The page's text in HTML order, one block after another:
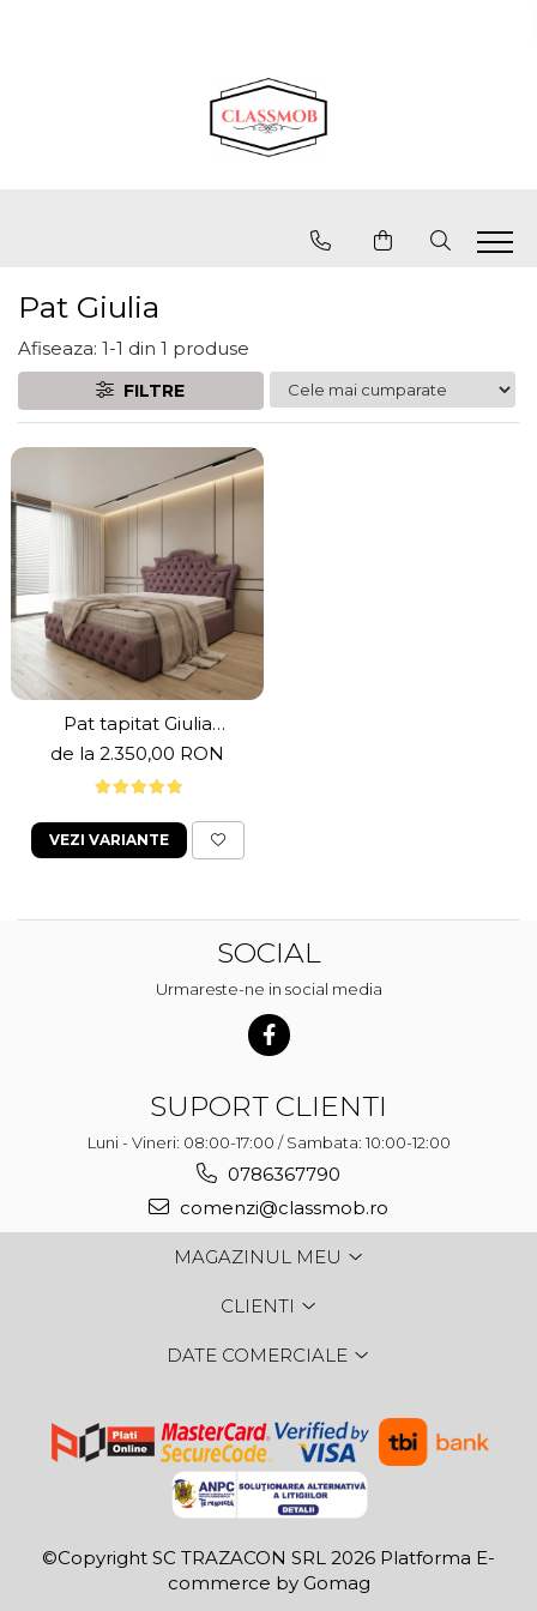
Pat Giulia
Afiseaza: 1-1 din 1 produse
FILTRE
Pat tapitat Giulia
,140x200cm,somiera
metalica rabatabila,spatiu
depozitare,mov deschis
de la 2.350,00 RON
VEZI VARIANTE
SOCIAL
Urmareste-ne in social media
SUPORT CLIENTI
Luni - Vineri: 08:00-17:00 / Sambata: 10:00-12:00
0786367790
comenzi@classmob.ro
MAGAZINUL MEU
CLIENTI
DATE COMERCIALE
©Copyright SC TRAZACON SRL 2026 Platforma E-
commerce by Gomag